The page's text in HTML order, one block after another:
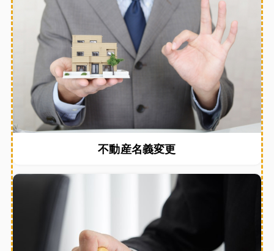
不動産名義変更